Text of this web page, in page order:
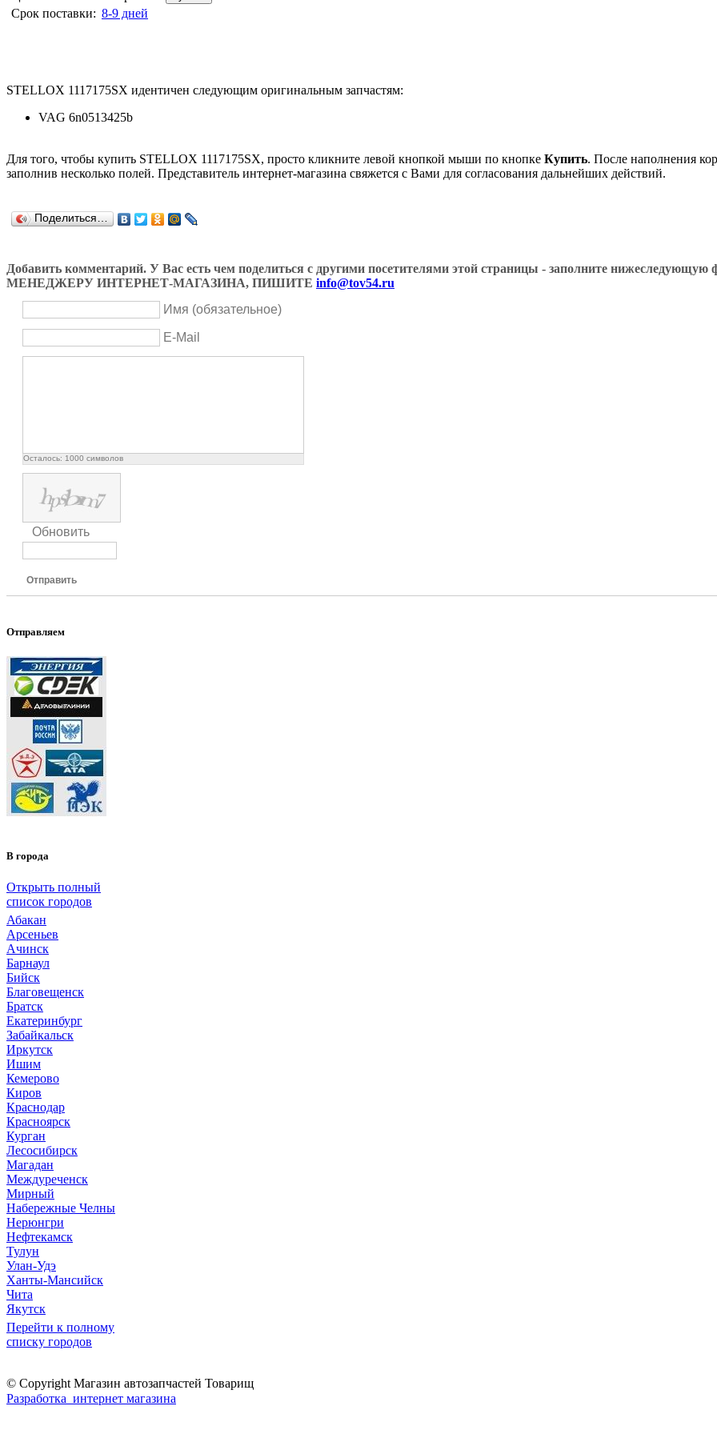
Срок поставки: 8-9 дней
STELLOX 1117175SX идентичен следующим оригинальным запчастям:
VAG 6n0513425b
Для того, чтобы купить STELLOX 1117175SX, просто кликните левой кнопкой мыши по кнопке Купить. После наполнения
заполнив несколько полей. Представитель интернет-магазина свяжется с Вами для согласования дальнейших действий.
Поделиться…
Добавить комментарий. У Вас есть чем поделиться с другими посетителями этой страницы - заполните
МЕНЕДЖЕРУ ИНТЕРНЕТ-МАГАЗИНА, ПИШИТЕ info@tov54.ru
Имя (обязательное)
E-Mail
Осталось: 1000 символов
Обновить
Отправить
Отправляем
В города
Открыть полный
список городов
Абакан
Арсеньев
Ачинск
Барнаул
Бийск
Благовещенск
Братск
Екатеринбург
Забайкальск
Иркутск
Ишим
Кемерово
Киров
Краснодар
Красноярск
Курган
Лесосибирск
Магадан
Междуреченск
Мирный
Набережные Челны
Нерюнгри
Нефтекамск
Тулун
Улан-Удэ
Ханты-Мансийск
Чита
Якутск
Перейти к полному
списку городов
© Copyright Магазин автозапчастей Товарищ
Разработка интернет магазина